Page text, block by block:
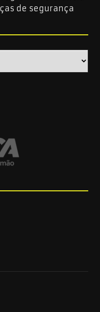
de segurança